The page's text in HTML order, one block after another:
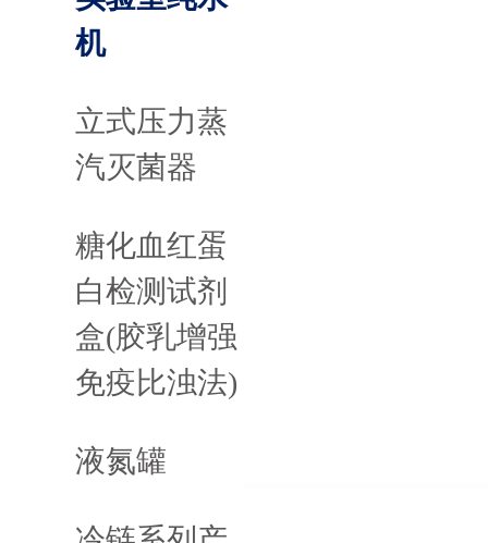
机
立式压力蒸
汽灭菌器
糖化血红蛋
白检测试剂
盒(胶乳增强
免疫比浊法)
液氮罐